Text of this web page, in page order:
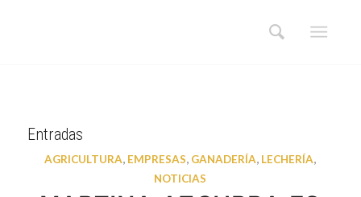
Entradas
AGRICULTURA, EMPRESAS, GANADERÍA, LECHERÍA,
NOTICIAS